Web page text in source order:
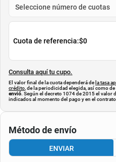
Cuota de referencia:$0
Consulta aquí tu cupo.
El valor final de la cuota dependerá de la tasa
crédito , de la periodicidad elegida, así como
envió. Según el decreto 1074 de 2015 el valor
indicados al momento del pago y en el
Método de envío
ENVIAR